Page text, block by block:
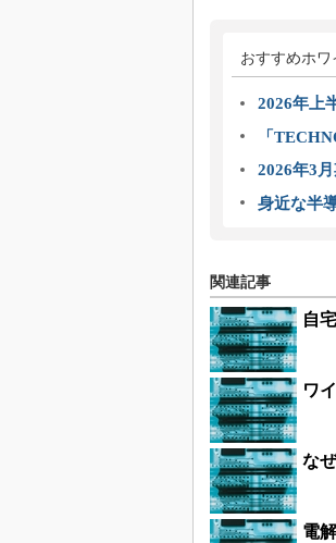
おすすめホ
2026年上
「
2026年3
身近な半
関連記事
自
ワ
な
電